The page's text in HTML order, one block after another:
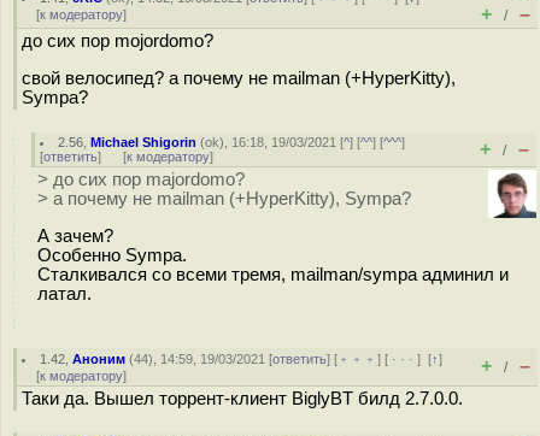
[к модератору] + / –
до сих пор mojordomo?
свой велосипед? а почему не mailman (+HyperKitty),
Sympa?
2.56 ,Michael Shigorin (ok), 16:18, 19/03/2021 [^] [^^] [^^^]
[ответить] [к модератору] + / –
> до сих пор majordomo?
> а почему не mailman (+HyperKitty), Sympa?
А зачем?
Особенно Sympa.
Сталкивался со всеми тремя, mailman/sympa админил и
латал.
1.42 ,Аноним (44), 14:59, 19/03/2021 [ответить] [ ﹢﹢﹢] [ · · ·][↑]
[к модератору] + / –
Таки да. Вышел торрент-клиент BiglyBT билд 2.7.0.0.